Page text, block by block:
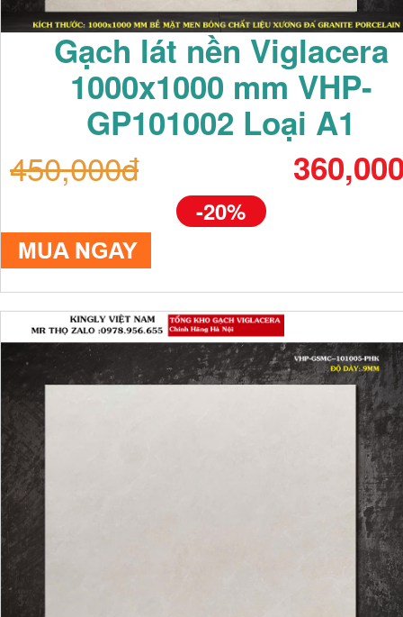
Gạch lát nền Viglacera
1000x1000 mm VHP-
GP101002 Loại A1
450,000đ
-20%